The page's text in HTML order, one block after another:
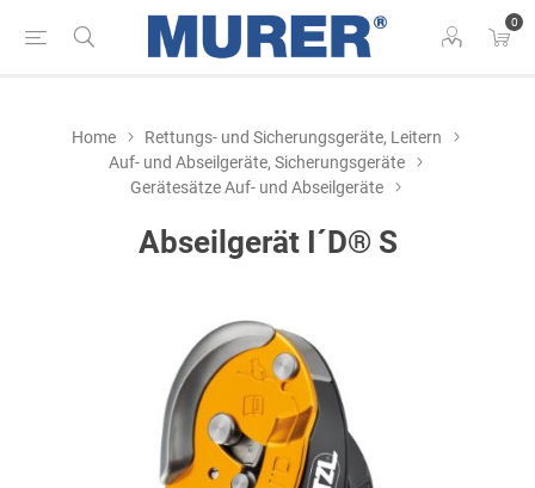
0
Home
Rettungs- und Sicherungsgeräte, Leitern
Auf- und Abseilgeräte, Sicherungsgeräte
Gerätesätze Auf- und Abseilgeräte
Abseilgerät I´D® S